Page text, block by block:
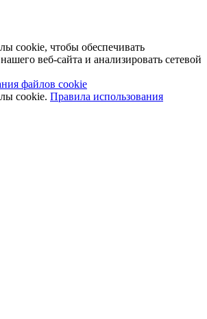
cookie, чтобы обеспечивать
веб-сайта и анализировать сетевой
файлов cookie
cookie. Правила использования